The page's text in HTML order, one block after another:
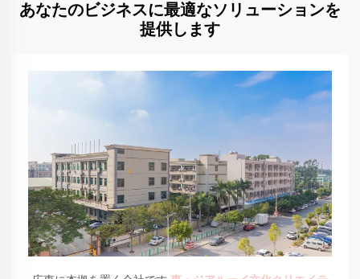
あなたのビジネスに最適なソリューションを
提供します